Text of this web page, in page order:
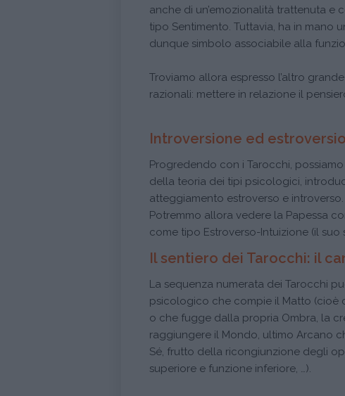
anche di un’emozionalità trattenuta e
tipo Sentimento. Tuttavia, ha in mano
dunque simbolo associabile alla
Troviamo allora espresso l’altro
razionali: mettere in relazione il
Introversione ed
Progredendo con i Tarocchi,
della teoria dei tipi psicologici,
atteggiamento estroverso e introverso.
Potremmo allora vedere la Papessa
come tipo Estroverso-Intuizione (il
Il sentiero dei Tarocchi: il
La sequenza numerata dei Tarocchi
psicologico che compie il Matto (cioè
o che fugge dalla propria Ombra, la
raggiungere il Mondo, ultimo Arcano
Sé, frutto della ricongiunzione degli
superiore e funzione inferiore, …).